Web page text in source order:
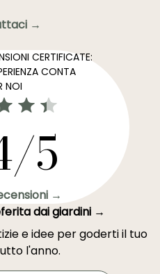
→
CERTIFICATE:
CONTA
NOI
5
→
dai giardini →
e idee per goderti il tuo
l'anno.